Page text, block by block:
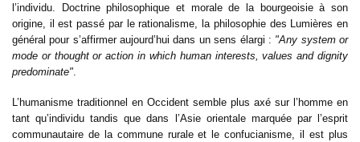
l’individu. Doctrine philosophique et morale de la bourgeoisie à son
origine, il est passé par le rationalisme, la philosophie des Lumières en
général pour s’affirmer aujourd’hui dans un sens élargi : "Any system or
mode or thought or action in which human interests, values and dignity
predominate".
L’humanisme traditionnel en Occident semble plus axé sur l’homme en
tant qu’individu tandis que dans l’Asie orientale marquée par l’esprit
communautaire de la commune rurale et le confucianisme, il est plus